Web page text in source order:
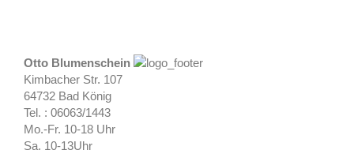
Otto Blumenschein
Kimbacher Str. 107
64732 Bad König
Tel. : 06063/1443
Mo.-Fr. 10-18 Uhr
Sa. 10-13Uhr